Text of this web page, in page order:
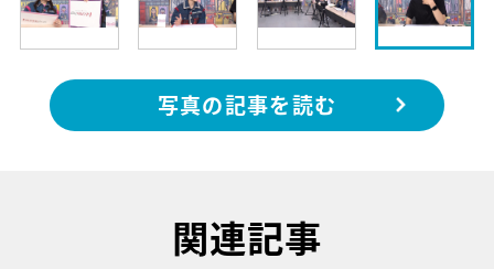
写真の記事を読む
関連記事